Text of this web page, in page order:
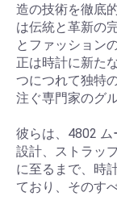
造の技術を徹底
は伝統と革新の
とファッション
正は時計に新た
つにつれて独特
注ぐ専門家のグ
彼らは、4802
設計、ストラッ
に至るまで、時
ており、そのす